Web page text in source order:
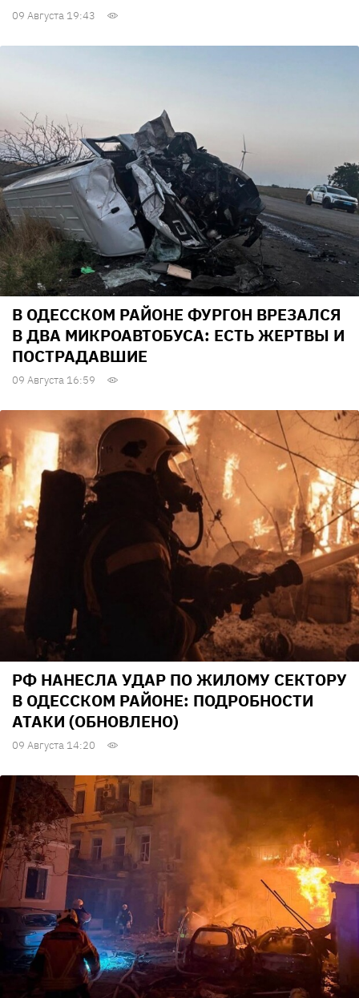
09 Августа 19:43
В ОДЕССКОМ РАЙОНЕ ФУРГОН ВРЕЗАЛСЯ
В ДВА МИКРОАВТОБУСА: ЕСТЬ ЖЕРТВЫ И
ПОСТРАДАВШИЕ
09 Августа 16:59
РФ НАНЕСЛА УДАР ПО ЖИЛОМУ СЕКТОРУ
В ОДЕССКОМ РАЙОНЕ: ПОДРОБНОСТИ
АТАКИ (ОБНОВЛЕНО)
09 Августа 14:20